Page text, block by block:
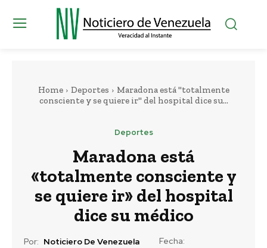
Home Deportes
Maradona está "totalmente
consciente y se quiere ir" del hospital dice su...
Deportes
Maradona está
«totalmente consciente y
se quiere ir» del hospital
dice su médico
Por: Noticiero De Venezuela
Fecha: